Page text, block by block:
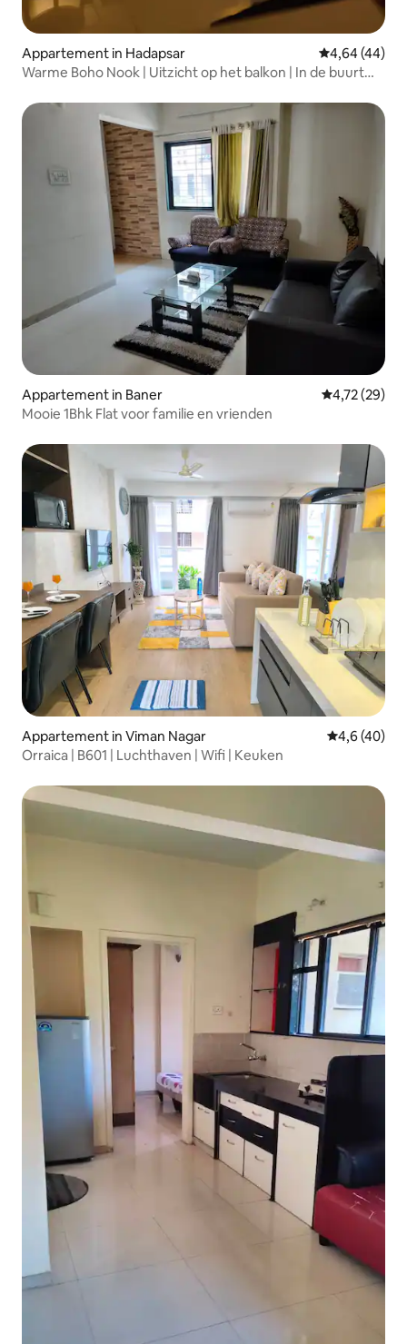
Appartement in Hadapsar Gemiddelde
4,64 (44)
Warme Boho Nook | Uitzicht op het balkon | In de buurt
Appartement in Baner Gemiddelde
4,72 (29)
Mooie 1Bhk Flat voor familie en vrienden
Appartement in Viman Nagar Gemiddelde
4,6 (40)
Orraica | B601 | Luchthaven | Wifi | Keuken